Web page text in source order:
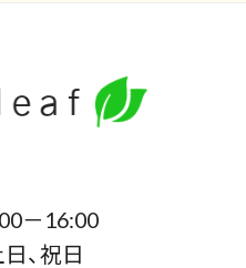
－16:00
、祝日